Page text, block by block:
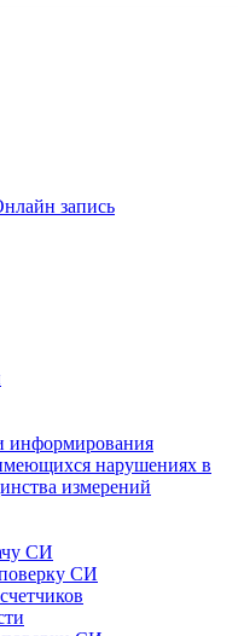
запись
информирования
нарушениях в
измерений
СИ
СИ